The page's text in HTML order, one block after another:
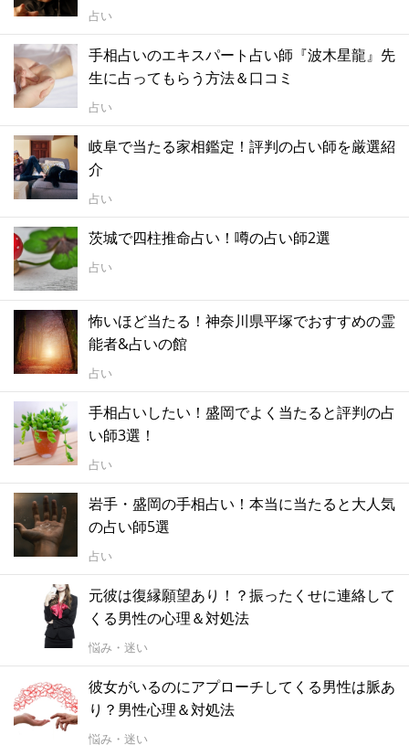
占い
手相占いのエキスパート占い師『波木星龍』先
生に占ってもらう方法＆口コミ
占い
岐阜で当たる家相鑑定！評判の占い師を厳選紹
介
占い
茨城で四柱推命占い！噂の占い師2選
占い
怖いほど当たる！神奈川県平塚でおすすめの霊
能者&占いの館
占い
手相占いしたい！盛岡でよく当たると評判の占
い師3選！
占い
岩手・盛岡の手相占い！本当に当たると大人気
の占い師5選
占い
元彼は復縁願望あり！？振ったくせに連絡して
くる男性の心理＆対処法
悩み・迷い
彼女がいるのにアプローチしてくる男性は脈あ
り？男性心理＆対処法
悩み・迷い